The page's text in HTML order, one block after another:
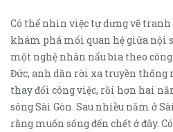
Có thể nhìn việc tự dưng vẽ
khám phá mối quan hệ giữa nội
một nghệ nhân nấu bia theo
Đức, anh dần rời xa truyền thống
thay đổi công việc, rồi hơn hai
sông Sài Gòn. Sau nhiều năm ở
rằng muốn sống đến chết ở đây.